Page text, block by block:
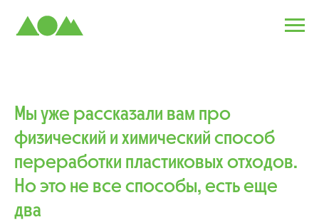
Мы уже рассказали вам про
физический и химический способ
переработки пластиковых отходов.
Но это не все способы, есть еще
два